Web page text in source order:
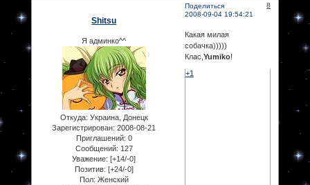
Поделиться
8
2008-09-04 19:54:21
Shitsu
Я админко^^
Откуда: Украина, Донецк
Зарегистрирован: 2008-08-21
Приглашений: 0
Сообщений: 127
Уважение: [+14/-0]
Позитив: [+24/-0]
Пол: Женский
Какая милая
собачка)))))
Клас,Yumiko!
+1